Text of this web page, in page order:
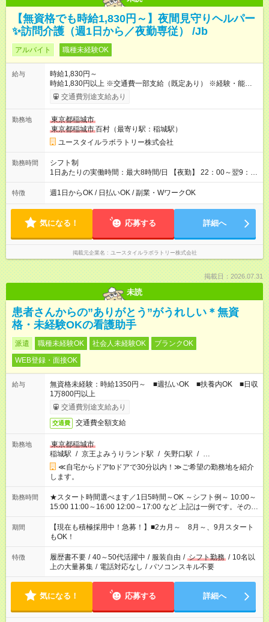
【無資格でも時給1,830円～】夜間見守りヘルパー
✨訪問介護（週1日から／夜勤専従） /Jb
アルバイト 職種未経験OK
給与
時給1,830円～
時給1,830円以上 ※交通費一部支給（既定あり） ※経験・能力を
考慮して決定します 【収入例】 週1回勤務の場合：1,830円×8時
間×4回=5万8,560円 週3回勤務の場合：1,830円×8時間×12回
月 ※ 雇用形態と給与に、本採用時と異なる部分があります。 雇
用形態：本採用時と同じです。 給与：時給 1,660円以上
交通費別途支給あり
勤務地
東京都稲城市
東京都稲城市百村（最寄り駅：稲城駅）
ユースタイルラボラトリー株式会社
勤務時間
シフト制
1日あたりの実働時間：最大8時間/日 【夜勤】 22：00～翌9：
00 ※週1日～OK ／ 夜勤専従 ＊＊ 勤務時間例 ＊＊ ■22時か
ら翌7時 ■23時から翌8時 ■24時から翌9時 など ※上記の時間
ます。 ※曜日固定（毎週同じ曜日での勤務となります）
特徴 週1日からOK / 日払いOK / 副業・WワークOK
気になる！ 応募する 詳細へ
掲載元企業名 ユースタイルラボラトリー株式会社
掲載日：2026.07.31
未読
患者さんからの”ありがとう”がうれしい＊無資
格・未経験OKの看護助手
派遣 職種未経験OK 社会人未経験OK
ブランクOK
WEB登録・面接OK
給与
無資格未経験：時給1350円～ ■週払いOK ■扶養内OK ■日収
1万800円以上
交通費別途支給あり
交通費 交通費全額支給
勤務地
東京都稲城市
稲城駅 / 京王よみうりランド駅 / 矢野口駅 / …
≪自宅からドアtoドアで30分以内！≫ご希望の勤務地を紹介
します。
勤務時間
★スタート時間選べます／1日5時間～OK ～シフト例～ 10:00～
15:00 11:00～16:00 12:00～17:00 など 上記は一例です。その他
シフトもご相談ください。 ※Wワークの場合当社と合わせて法
定労働時間が週40時間を超えなければOKです。
期間
【現在も積極採用中！急募！】■2カ月～ 8月～、9月スタート
もOK！
特徴 履歴書不要 / 40～50代活躍中 / 服装自由 / シフト勤務 / 10名以
上の大量募集 / 電話対応なし / パソコンスキル不要
気になる！ 応募する 詳細へ